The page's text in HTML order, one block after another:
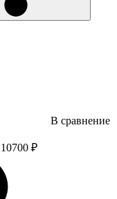
В сравнение
10700 ₽